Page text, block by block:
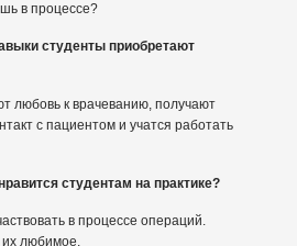
в процессе?
студенты приобретают
любовь к врачеванию, получают
с пациентом и учатся работать
студентам на практике?
в процессе операций.
любимое.